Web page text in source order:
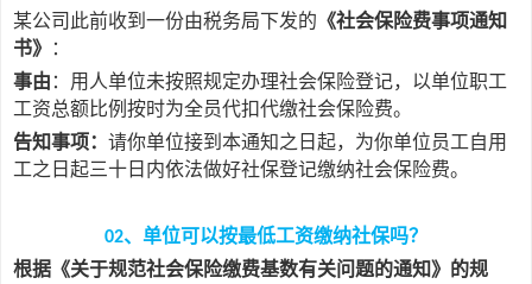
某公司此前收到一份由税务局下发的 《社会保险费事项通知
书》
：
事由 ：用人单位未按照规定办理社会保险登记，以单位职工
工资总额比例按时为全员代扣代缴社会保险费。
告知事项： 请你单位接到本通知之日起，为你单位员工自用
工之日起三十日内依法做好社保登记缴纳社会保险费。
02、单位可以按最低工资缴纳社保吗？
根据《关于规范社会保险缴费基数有关问题的通知》的规